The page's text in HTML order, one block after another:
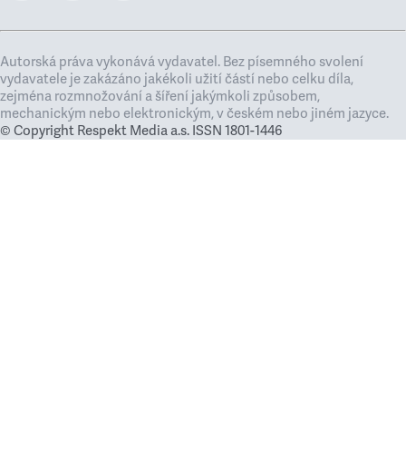
Autorská práva vykonává vydavatel. Bez písemného svolení
vydavatele je zakázáno jakékoli užití částí nebo celku díla,
zejména rozmnožování a šíření jakýmkoli způsobem,
mechanickým nebo elektronickým, v českém nebo jiném jazyce.
© Copyright Respekt Media a.s. ISSN 1801-1446